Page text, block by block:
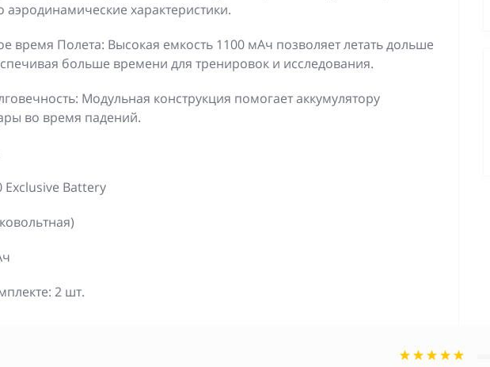
аэродинамические характеристики.
время Полета: Высокая емкость 1100 мАч позволяет летать дольше
больше времени для тренировок и исследования.
Модульная конструкция помогает аккумулятору
во время падений.
Battery
2 шт.